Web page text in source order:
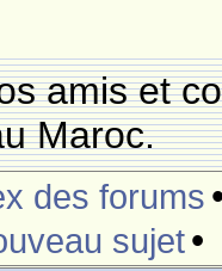
amis et
Maroc.
des forums
sujet•